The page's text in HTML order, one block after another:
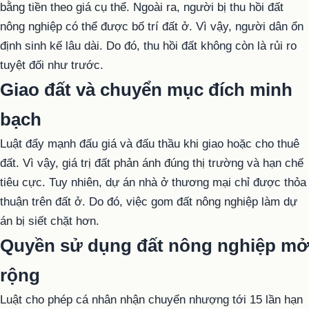
bằng tiền theo giá cụ thể. Ngoài ra, người bị thu hồi đất
nông nghiệp có thể được bố trí đất ở. Vì vậy, người dân ổn
định sinh kế lâu dài. Do đó, thu hồi đất không còn là rủi ro
tuyệt đối như trước.
Giao đất và chuyển mục đích minh
bạch
Luật đẩy mạnh đấu giá và đấu thầu khi giao hoặc cho thuê
đất. Vì vậy, giá trị đất phản ánh đúng thị trường và hạn chế
tiêu cực. Tuy nhiên, dự án nhà ở thương mại chỉ được thỏa
thuận trên đất ở. Do đó, việc gom đất nông nghiệp làm dự
án bị siết chặt hơn.
Quyền sử dụng đất nông nghiệp mở
rộng
Luật cho phép cá nhân nhận chuyển nhượng tới 15 lần hạn